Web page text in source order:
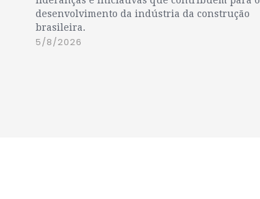
desenvolvimento da indústria da construção
brasileira.
5/8/2026